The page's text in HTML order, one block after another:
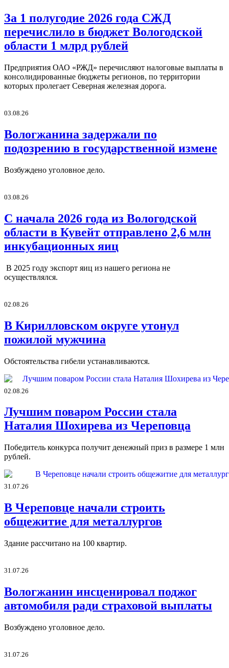
За 1 полугодие 2026 года СЖД
перечислило в бюджет Вологодской
области 1 млрд рублей
Предприятия ОАО «РЖД» перечисляют налоговые выплаты в
консолидированные бюджеты регионов, по территории
которых пролегает Северная железная дорога.
03.08.26
Вологжанина задержали по
подозрению в государственной измене
Возбуждено уголовное дело.
03.08.26
С начала 2026 года из Вологодской
области в Кувейт отправлено 2,6 млн
инкубационных яиц
В 2025 году экспорт яиц из нашего региона не
осуществлялся.
02.08.26
В Кирилловском округе утонул
пожилой мужчина
Обстоятельства гибели устанавливаются.
02.08.26
Лучшим поваром России стала
Наталия Шохирева из Череповца
Победитель конкурса получит денежный приз в размере 1 млн
рублей.
31.07.26
В Череповце начали строить
общежитие для металлургов
Здание рассчитано на 100 квартир.
31.07.26
Вологжанин инсценировал поджог
автомобиля ради страховой выплаты
Возбуждено уголовное дело.
31.07.26